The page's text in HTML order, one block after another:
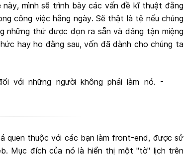
này, mình sẽ trình bày các vấn đề kĩ thuật đằng
công việc hằng ngày. Sẽ thật là tệ nếu chúng
những thứ được dọn ra sẵn và dâng tận miệng
hay ho đằng sau, vốn đã dành cho chúng ta
với những người không phải làm nó. -
quen thuộc với các bạn làm front-end, được sử
Mục đích của nó là hiển thị một "tờ" lịch trên